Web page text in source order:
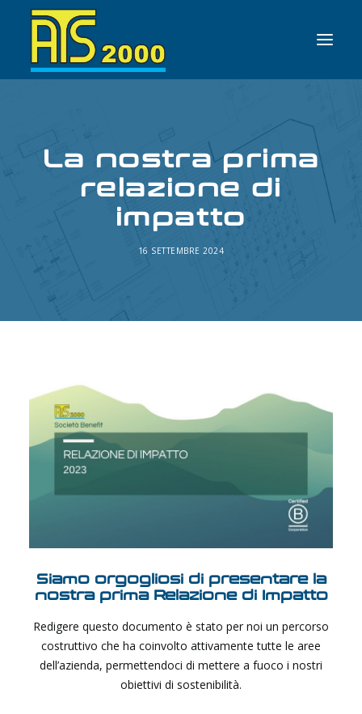
AZIENDA
ITALIANO
La nostra prima
relazione di
impatto
16 SETTEMBRE 2024
Siamo orgogliosi di presentare la
nostra prima Relazione di Impatto
Redigere questo documento è stato per noi un percorso
costruttivo che ha coinvolto attivamente tutte le aree
dell’azienda, permettendoci di mettere a fuoco i nostri
obiettivi di sostenibilità.